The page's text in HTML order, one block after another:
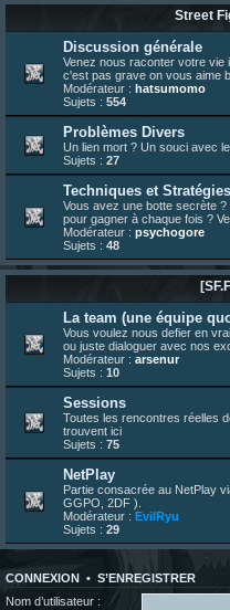
Un futur indispensable :https://x.com/
26 juil. 22:09¦hatsumomo:bio de Alex
13 juil. 09:53¦hatsumomo:
bonjour les amis, je viens de poster ma
23 juin 10:36¦indy:une très chouette
23 juin 07:30
hatsumomo
23 juin 07:26¦hatsumomo :shoutbox
22 juin 12:27¦indy:Yo !
22 juin 08:49¦veja:Yo
Street
Discussion générale
Venez nous raconter votre vie
c'est pas grave on vous aime
Modérateur : hatsumomo
Sujets : 554
Problèmes Divers
Un lien mort ? Un souci avec
Sujets : 27
Techniques et Stratégies
Vous avez une botte secrète
pour gagner à chaque fois ?
Modérateur : psychogore
Sujets : 48
La team (une équipe
Vous voulez nous defier en
ou juste dialoguer avec nos
Modérateur : arsenur
Sujets : 10
Sessions
Toutes les rencontres réelles
trouvent ici
Sujets : 75
NetPlay
Partie consacrée au NetPlay
GGPO, 2DF ).
Modérateur : EvilRyu
Sujets : 29
CONNEXION • S’ENREGISTRER
Nom d’utilisateur :